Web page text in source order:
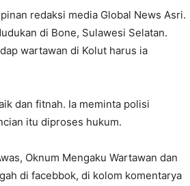
redaksi media Global News Asri.
di Bone, Sulawesi Selatan.
wartawan di Kolut harus ia
dan fitnah. Ia meminta polisi
itu diproses hukum.
Oknum Mengaku Wartawan dan
di facebbok, di kolom komentarya